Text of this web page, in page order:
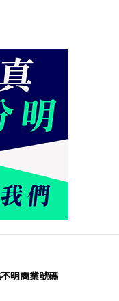
明商業號碼